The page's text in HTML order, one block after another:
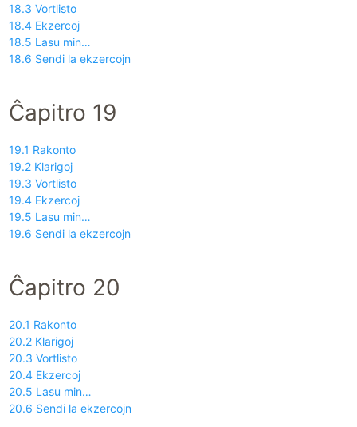
18.3 Vortlisto
18.4 Ekzercoj
18.5 Lasu min…
18.6 Sendi la ekzercojn
Ĉapitro 19
19.1 Rakonto
19.2 Klarigoj
19.3 Vortlisto
19.4 Ekzercoj
19.5 Lasu min…
19.6 Sendi la ekzercojn
Ĉapitro 20
20.1 Rakonto
20.2 Klarigoj
20.3 Vortlisto
20.4 Ekzercoj
20.5 Lasu min…
20.6 Sendi la ekzercojn